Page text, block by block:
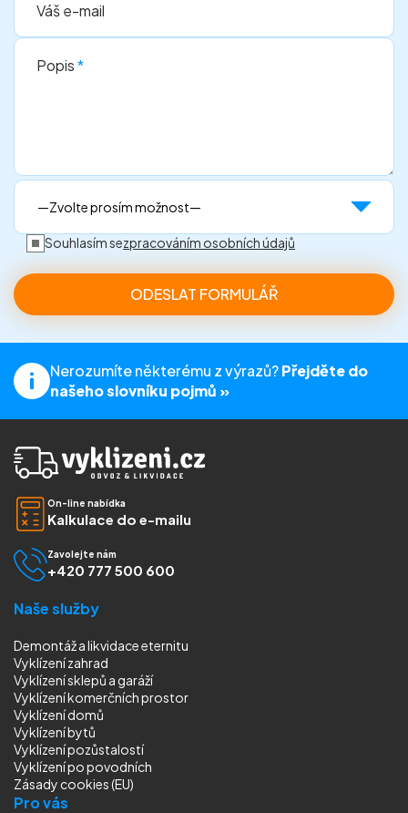
Váš e-mail
Popis*
Souhlasím sezpracováním osobních údajů
Nerozumíte některému z výrazů?Přejděte do
našeho slovníku pojmů »
On-line nabídka
Kalkulace do e-mailu
Zavolejte nám
+420 777 500 600
Naše služby
Demontáž a likvidace eternitu
Vyklízení zahrad
Vyklízení sklepů a garáží
Vyklízení komerčních prostor
Vyklízení domů
Vyklízení bytů
Vyklízení pozůstalostí
Vyklízenípo povodních
Zásady cookies (EU)
Pro vás